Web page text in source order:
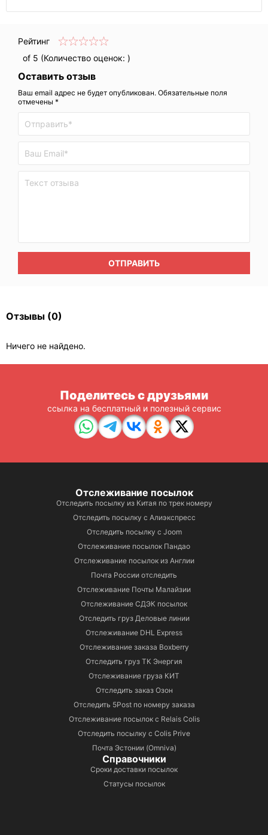
Рейтинг
of 5 (Количество оценок: )
Оставить отзыв
Ваш email адрес не будет опубликован. Обязательные поля
отмечены *
ОТПРАВИТЬ
Отзывы (0)
Ничего не найдено.
Поделитесь с друзьями
ссылка на бесплатный и полезный сервис
Отслеживание посылок
Отследить посылку из Китая по трек номеру
Отследить посылку с Алиэкспресс
Отследить посылку с Joom
Отслеживание посылок Пандао
Отслеживание посылок из Англии
Почта России отследить
Отслеживание Почты Малайзии
Отслеживание СДЭК посылок
Отследить груз Деловые линии
Отслеживание DHL Express
Отслеживание заказа Boxberry
Отследить груз ТК Энергия
Отслеживание груза КИТ
Отследить заказ Озон
Отследить 5Post по номеру заказа
Отслеживание посылок с Relais Colis
Отследить посылку с Colis Prive
Почта Эстонии (Omniva)
Справочники
Сроки доставки посылок
Статусы посылок